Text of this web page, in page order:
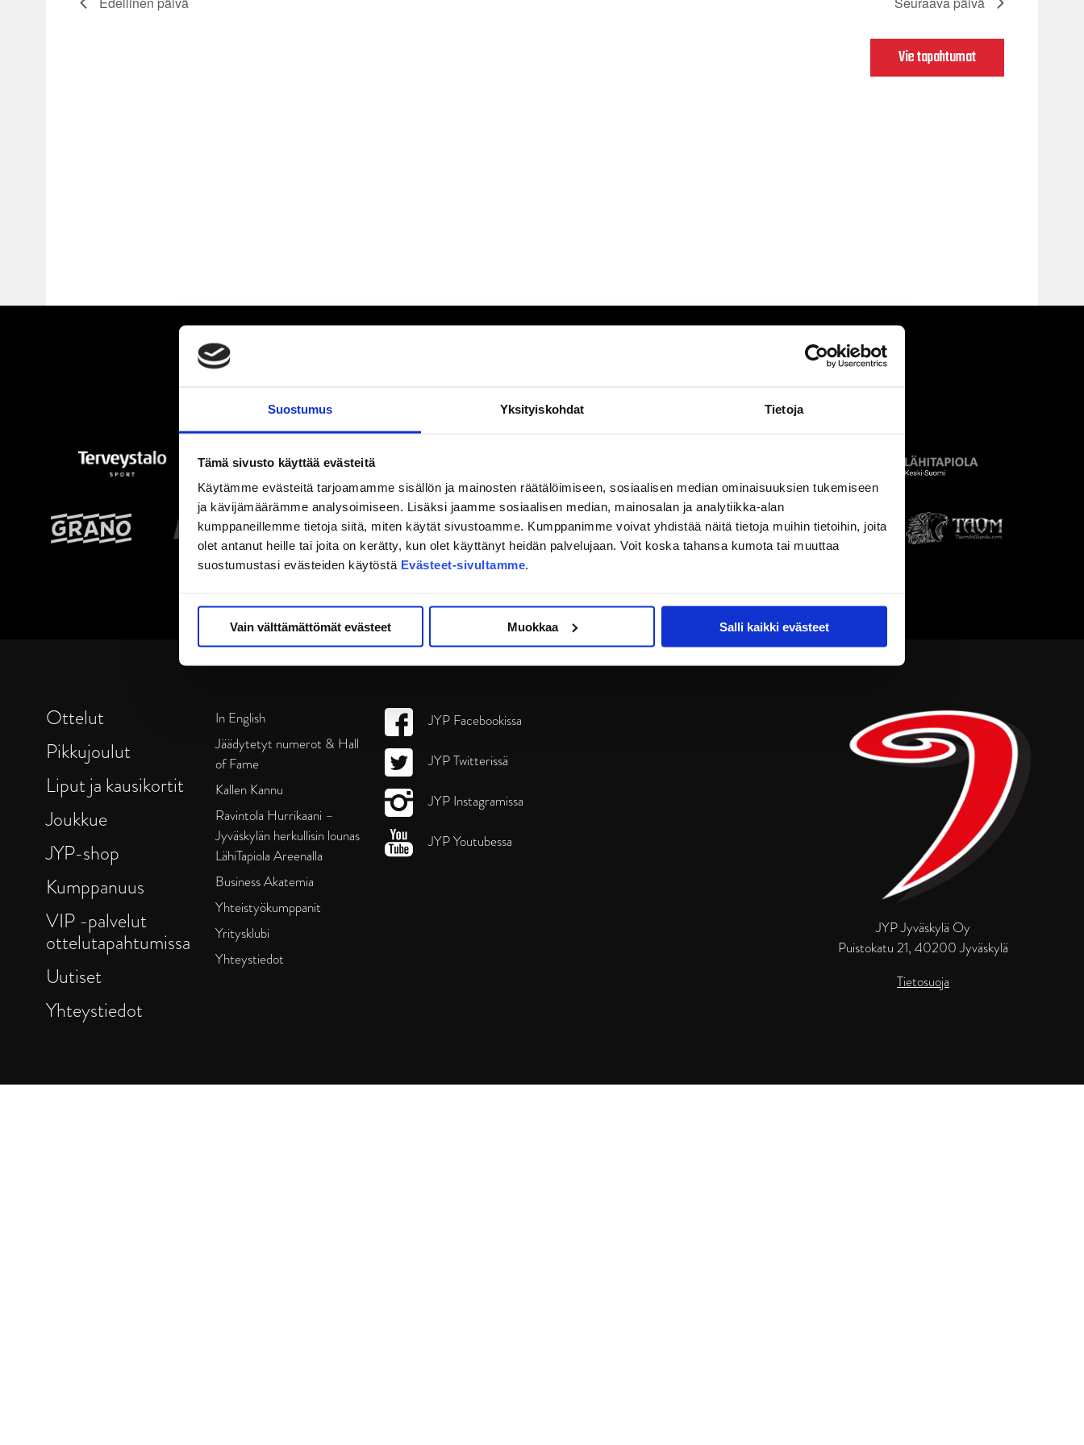
Suostumus Yksityiskohdat Tietoja
Tämä sivusto käyttää evästeitä
Käytämme evästeitä tarjoamamme sisällön ja mainosten räätälöimiseen, sosiaalisen median ominaisuuksien tukemiseen
ja kävijämäärämme analysoimiseen. Lisäksi jaamme sosiaalisen median, mainosalan ja analytiikka-alan
kumppaneillemme tietoja siitä, miten käytät sivustoamme. Kumppanimme voivat yhdistää näitä tietoja muihin tietoihin, joita
olet antanut heille tai joita on kerätty, kun olet käyttänyt heidän palvelujaan. Voit koska tahansa kumota tai muuttaa
suostumustasi evästeiden käytöstä Evästeet-sivultamme.
Vain välttämättömät evästeet Muokkaa Salli kaikki evästeet
Vie tapahtumat
JYP Jyväskylä Oy
Puistokatu 21, 40200 Jyväskylä
Tietosuoja
Ottelut
Pikkujoulut
Liput ja kausikortit
Joukkue
JYP-shop
Kumppanuus
VIP -palvelut
ottelutapahtumissa
Uutiset
Yhteystiedot
In English
Jäädytetyt numerot & Hall
of Fame
Kallen Kannu
Ravintola Hurrikaani –
Jyväskylän herkullisin lounas
LähiTapiola Areenalla
Business Akatemia
Yhteistyökumppanit
Yritysklubi
Yhteystiedot
JYP Facebookissa
JYP Twitterissä
JYP Instagramissa
JYP Youtubessa